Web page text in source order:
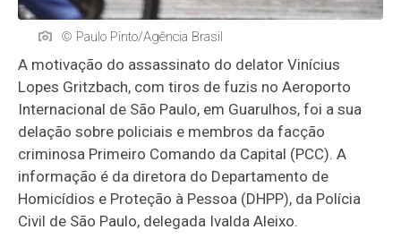
© Paulo Pinto/Agência Brasil
A motivação do assassinato do delator Vinícius
Lopes Gritzbach, com tiros de fuzis no Aeroporto
Internacional de São Paulo, em Guarulhos, foi a sua
delação sobre policiais e membros da facção
criminosa Primeiro Comando da Capital (PCC). A
informação é da diretora do Departamento de
Homicídios e Proteção à Pessoa (DHPP), da Polícia
Civil de São Paulo, delegada Ivalda Aleixo.